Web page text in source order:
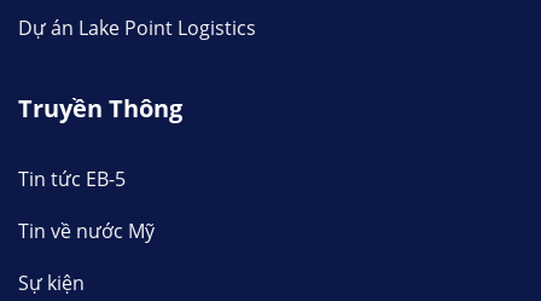
Dự án Lake Point Logistics
Truyền Thông
Tin tức EB-5
Tin về nước Mỹ
Sự kiện